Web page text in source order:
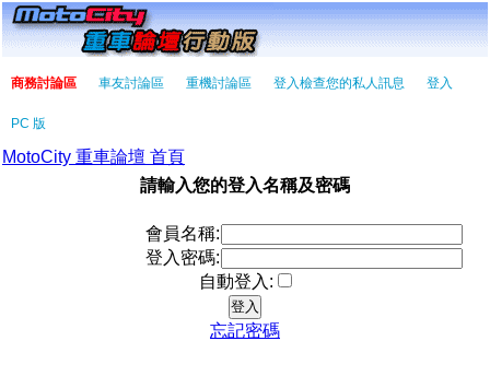
商務討論區 車友討論區 重機討論區 登入檢查您的私人訊息 登入
PC 版
MotoCity 重車論壇 首頁
請輸入您的登入名稱及密碼
會員名稱:
登入密碼:
自動登入:
忘記密碼